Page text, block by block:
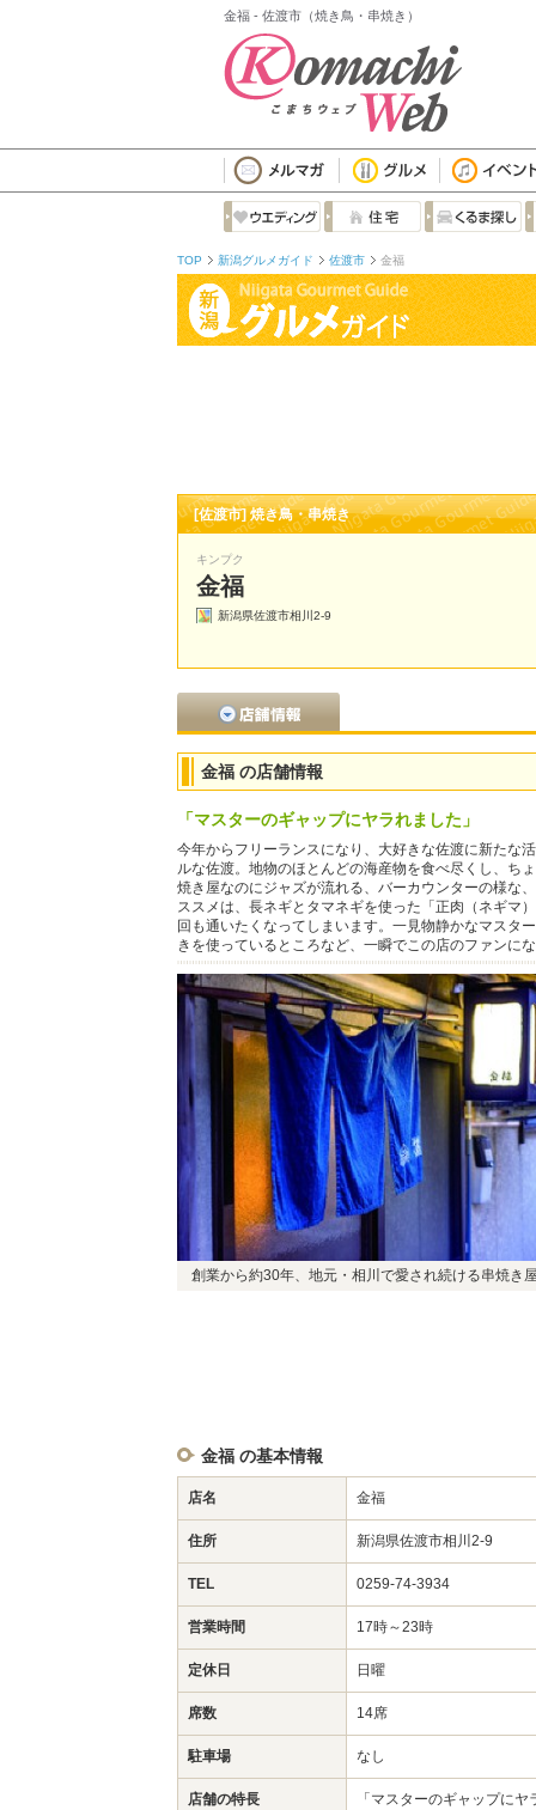
金福 - 佐渡市（焼き鳥・串焼き）
TOP 新潟グルメガイド 佐渡市 金福
[佐渡市] 焼き鳥・串焼き
キンプク
金福
新潟県佐渡市相川2-9
金福 の店舗情報
「マスターのギャップにヤラれました」
今年からフリーランスになり、大好きな佐渡に新たな
ルな佐渡。地物のほとんどの海産物を食べ尽くし、ち
焼き屋なのにジャズが流れる、バーカウンターの様な
ススメは、長ネギとタマネギを使った「正肉（ネギマ
回も通いたくなってしまいます。一見物静かなマスタ
きを使っているところなど、一瞬でこの店のファンに
創業から約30年、地元・相川で愛され続ける串焼き
金福 の基本情報
店名 金福
住所 新潟県佐渡市相川2-9
TEL 0259-74-3934
営業時間 17時～23時
定休日 日曜
席数 14席
駐車場 なし
店舗の特長 「マスターのギャップにヤ